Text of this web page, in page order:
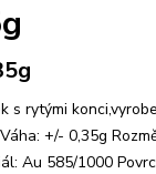
s rytými
+/- 0,35g
Au 585/1000